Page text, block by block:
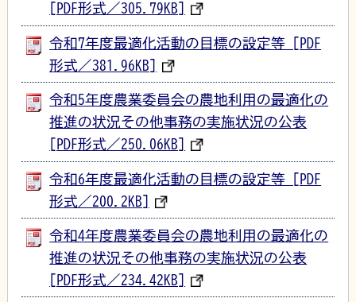
[PDF形式／305.79KB]
令和7年度最適化活動の目標の設定等 [PDF
形式／381.96KB]
令和5年度農業委員会の農地利用の最適化の
推進の状況その他事務の実施状況の公表
[PDF形式／250.06KB]
令和6年度最適化活動の目標の設定等 [PDF
形式／200.2KB]
令和4年度農業委員会の農地利用の最適化の
推進の状況その他事務の実施状況の公表
[PDF形式／234.42KB]